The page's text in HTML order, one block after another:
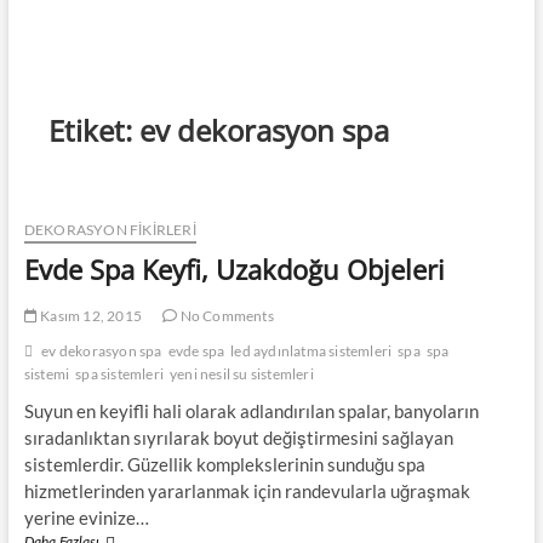
Etiket: ev dekorasyon spa
DEKORASYON FİKİRLERİ
Evde Spa Keyfi, Uzakdoğu Objeleri
Kasım 12, 2015
No Comments
ev dekorasyon spa evde spa led aydınlatma sistemleri spa spa
sistemi spa sistemleri yeni nesil su sistemleri
Suyun en keyifli hali olarak adlandırılan spalar, banyoların
sıradanlıktan sıyrılarak boyut değiştirmesini sağlayan
sistemlerdir. Güzellik komplekslerinin sunduğu spa
hizmetlerinden yararlanmak için randevularla uğraşmak
yerine evinize…